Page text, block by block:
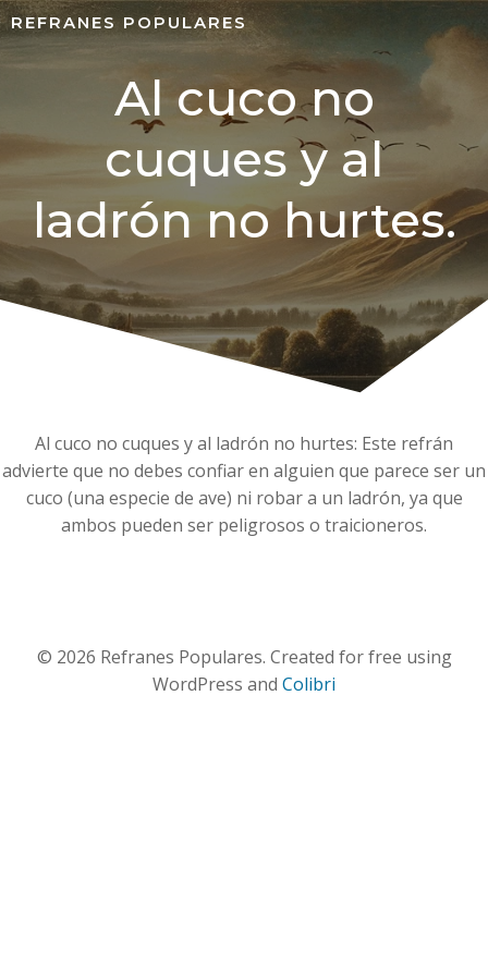
REFRANES POPULARES
Al cuco no
cuques y al
ladrón no hurtes.
Al cuco no cuques y al ladrón no hurtes: Este refrán
advierte que no debes confiar en alguien que parece ser un
cuco (una especie de ave) ni robar a un ladrón, ya que
ambos pueden ser peligrosos o traicioneros.
© 2026 Refranes Populares. Created for free using
WordPress and Colibri